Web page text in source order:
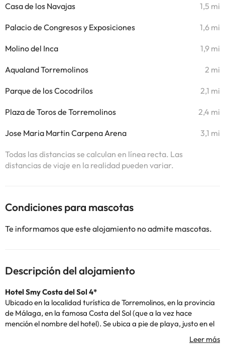
Casa de los Navajas 1,5 mi
Palacio de Congresos y Exposiciones 1,6 mi
Molino del Inca 1,9 mi
Aqualand Torremolinos 2 mi
Parque de los Cocodrilos 2,1 mi
Plaza de Toros de Torremolinos 2,4 mi
Jose Maria Martin Carpena Arena 3,1 mi
Todas las distancias se calculan en línea recta. Las
distancias de viaje en la realidad pueden variar.
Condiciones para mascotas
Te informamos que este alojamiento no admite mascotas.
Descripción del alojamiento
Hotel Smy Costa del Sol 4*
Ubicado en la localidad turística de Torremolinos, en la provincia
de Málaga, en la famosa Costa del Sol (que a la vez hace
mención el nombre del hotel). Se ubica a pie de playa, justo en el
paseo marítimo, y el centro de Torremolinos está a 3Kms del